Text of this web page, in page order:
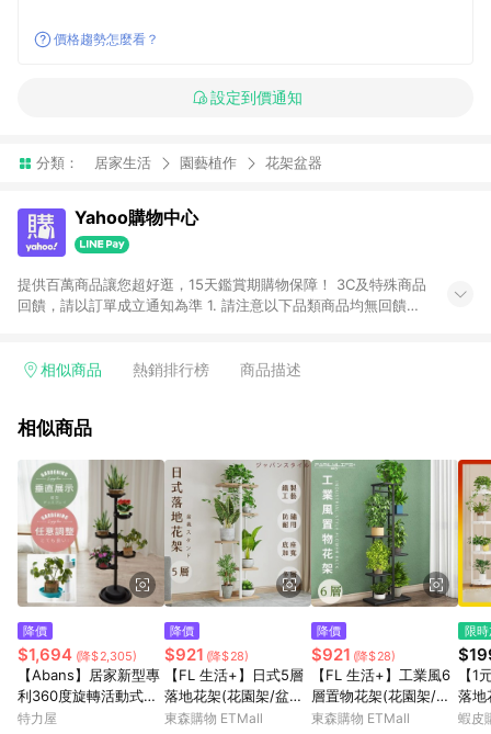
價格趨勢怎麼看？
設定到價通知
分類： 居家生活 園藝植作 花架盆器
Yahoo購物中心
提供百萬商品讓您超好逛，15天鑑賞期購物保障！ 3C及特殊商品
回饋，請以訂單成立通知為準 1. 請注意以下品類商品均無回饋：
電玩/遊戲/相機/單眼/鏡頭/拍立得 [2024/6/1起適用] -內接硬
的購回饋活動享Yahoo超贈點回饋者 - 購物中心商店之商品：商
3. 訂單回饋金額將扣除運費/購物金/超贈點/福利金/紅利折抵/折
價券等虛擬貨幣折抵 4. 大宗採購或批發轉賣不具回饋資格： 如
有相關事證認定您為大宗採購、批發轉賣而非最終消費使用者，
相關認定以Yahoo購物中心之認定為準
相似商品 熱銷排行榜 商品描述
相似商品
降價
$1,694 (降$2,305)
【Abans】居家新型專
利360度旋轉活動式盆
栽架/收納架(黑色1入)
特力屋
降價
$921 (降$28)
【FL 生活+】日式5層
落地花架(花園架/盆栽
架/花台/花盆架/花台/
東森購物 ETMall
降價
$921 (降$28)
【FL 生活+】工業風6
層置物花架(花園架/盆
栽架/花台/花盆架/花
東森購物 ETMall
限
【1
落地
花台
蝦皮